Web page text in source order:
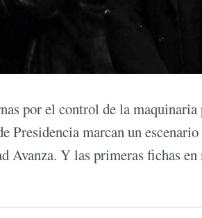
por el control de la
Presidencia marcan un
Y las primeras fichas en